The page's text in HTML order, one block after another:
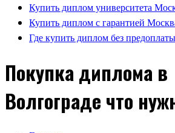
Купить диплом университета
Купить диплом с гарантией
Где купить диплом без
Покупка диплома в
Волгограде что